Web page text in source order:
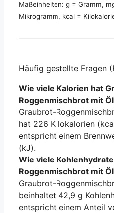
Maßeinheiten: g = Gramm,
Mikrogramm, kcal =
Häufig gestellte Fragen
Wie viele Kalorien hat
Roggenmischbrot mit
Graubrot-
hat 226 Kilokalorien
entspricht einem
(kJ).
Wie viele
Roggenmischbrot mit
Graubrot-
beinhaltet 42,9 g
entspricht einem Anteil